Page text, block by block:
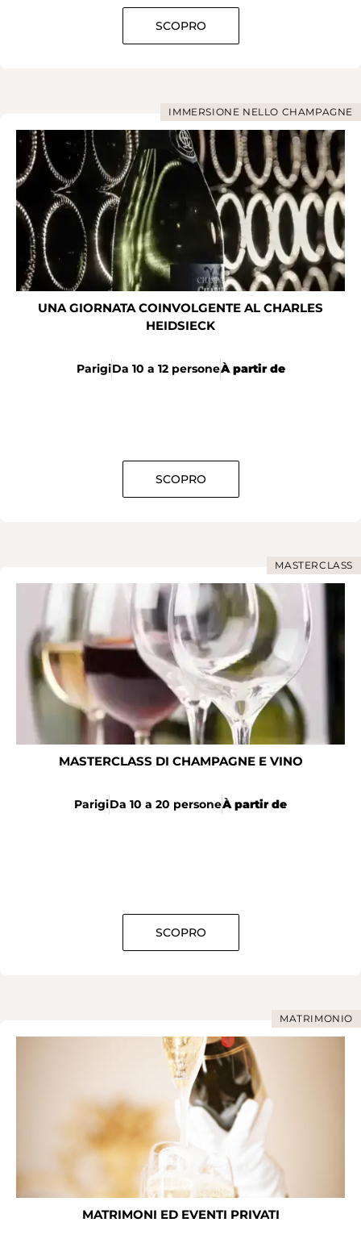
SCOPRO
IMMERSIONE NELLO CHAMPAGNE
UNA GIORNATA COINVOLGENTE AL CHARLES
HEIDSIECK
ParigiDa 10 a 12 personeÀ partir de
SCOPRO
MASTERCLASS
MASTERCLASS DI CHAMPAGNE E VINO
ParigiDa 10 a 20 personeÀ partir de
SCOPRO
MATRIMONIO
MATRIMONI ED EVENTI PRIVATI